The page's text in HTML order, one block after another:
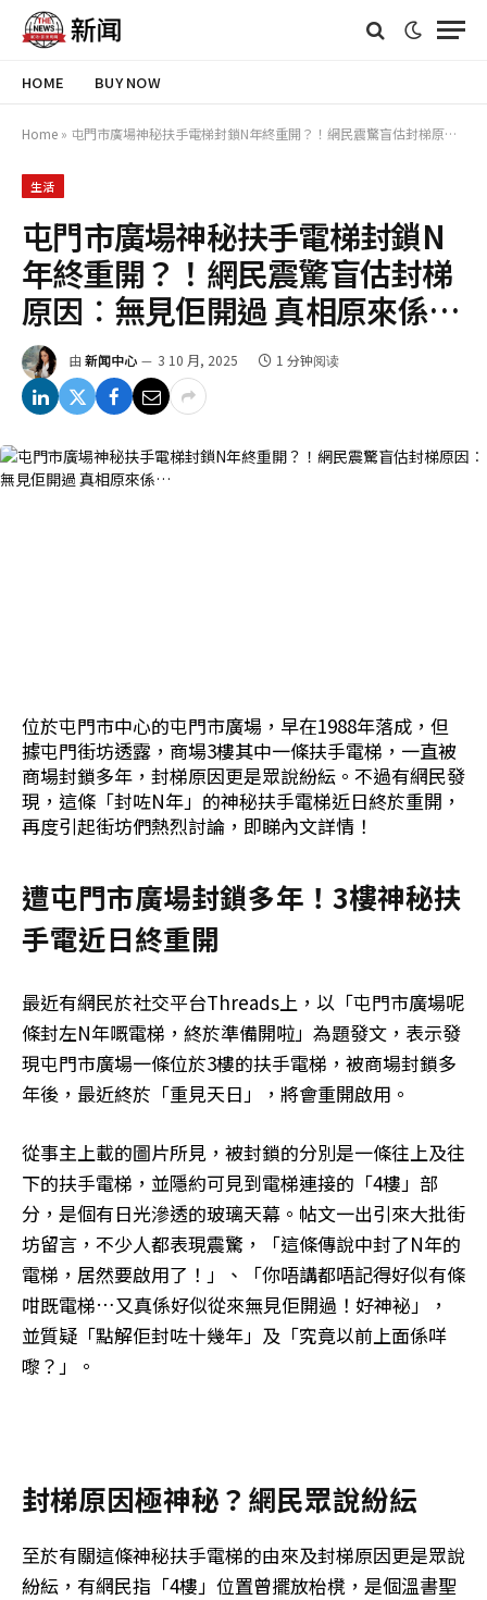
HOME BUY NOW
Home » 屯門市廣場神秘扶手電梯封鎖N年終重開？！網民震驚盲估封梯原因︰無見佢開過 真相原來係…
生活
屯門市廣場神秘扶手電梯封鎖N
年終重開？！網民震驚盲估封梯
原因︰無見佢開過 真相原來係…
由 新闻中心 3 10 月, 2025 1 分钟阅读
位於屯門市中心的屯門市廣場，早在1988年落成，但
據屯門街坊透露，商場3樓其中一條扶手電梯，一直被
商場封鎖多年，封梯原因更是眾說紛紜。不過有網民發
現，這條「封咗N年」的神秘扶手電梯近日終於重開，
再度引起街坊們熱烈討論，即睇內文詳情！
遭屯門市廣場封鎖多年！3樓神秘扶
手電近日終重開
最近有網民於社交平台Threads上，以「屯門市廣場呢
條封左N年嘅電梯，終於準備開啦」為題發文，表示發
現屯門市廣場一條位於3樓的扶手電梯，被商場封鎖多
年後，最近終於「重見天日」，將會重開啟用。
從事主上載的圖片所見，被封鎖的分別是一條往上及往
下的扶手電梯，並隱約可見到電梯連接的「4樓」部
分，是個有日光滲透的玻璃天幕。帖文一出引來大批街
坊留言，不少人都表現震驚，「這條傳說中封了N年的
電梯，居然要啟用了！」、「你唔講都唔記得好似有條
咁既電梯…又真係好似從來無見佢開過！好神袐」，
並質疑「點解佢封咗十幾年」及「究竟以前上面係咩
嚟？」。
封梯原因極神秘？網民眾說紛紜
至於有關這條神秘扶手電梯的由來及封梯原因更是眾說
紛紜，有網民指「4樓」位置曾擺放枱櫈，是個溫書聖